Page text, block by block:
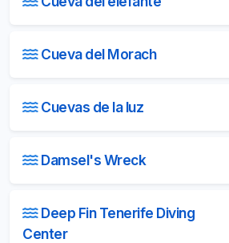
Cueva del Morach
Cuevas de la luz
Damsel's Wreck
Deep Fin Tenerife Diving
Center